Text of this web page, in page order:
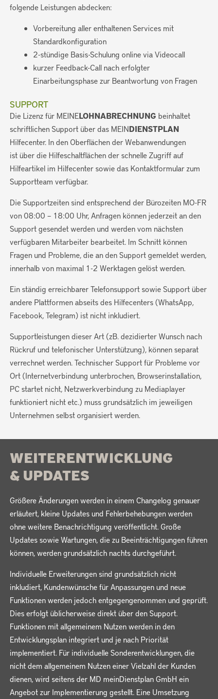
folgende Leistungen abdecken:
Vorbereitung aller enthaltenen Services mit
Standardkonfiguration
2-stündige Basis-Schulung online via Videocall
kurzer Feedback-Call nach erfolgter
Einarbeitungsphase zur Beantwortung von Fragen
SUPPORT
Die Lizenz für MEINELOHNABRECHNUNG beinhaltet
schriftlichen Support über das MEINDIENSTPLAN
Hilfecenter. In den Oberflächen der Webanwendungen
ist über die Hilfeschaltflächen der schnelle Zugriff auf
Hilfeartikel im Hilfecenter sowie das Kontaktformular zum
Supportteam verfügbar.
Die Supportzeiten sind entsprechend der Bürozeiten MO-FR
von 08:00 – 18:00 Uhr, Anfragen können jederzeit an den
Support gesendet werden und werden vom nächsten
verfügbaren Mitarbeiter bearbeitet. Im Schnitt können
Fragen und Probleme, die an den Support gemeldet werden,
innerhalb von maximal 1-2 Werktagen gelöst werden.
Ein ständig erreichbarer Telefonsupport sowie Support über
andere Plattformen abseits des Hilfecenters (WhatsApp,
Facebook, Telegram) ist nicht inkludiert.
Supportleistungen dieser Art (zB. dezidierter Wunsch nach
Rückruf und telefonischer Unterstützung), können separat
verrechnet werden. Technischer Support für Probleme vor
Ort (Internetverbindung unterbrochen, Browserinstallation,
PC startet nicht, Netzwerkverbindung zu Mediaplayer
funktioniert nicht etc.) muss grundsätzlich im jeweiligen
Unternehmen selbst organisiert werden.
WEITERENTWICKLUNG
& UPDATES
Größere Änderungen werden in einem Changelog genauer
erläutert, kleine Updates und Fehlerbehebungen werden
ohne weitere Benachrichtigung veröffentlicht. Große
Updates sowie Wartungen, die zu Beeinträchtigungen führen
können, werden grundsätzlich nachts durchgeführt.
Individuelle Erweiterungen sind grundsätzlich nicht
inkludiert, Kundenwünsche für Anpassungen und neue
Funktionen werden jedoch entgegengenommen und geprüft.
Dies erfolgt üblicherweise direkt über den Support.
Funktionen mit allgemeinem Nutzen werden in den
Entwicklungsplan integriert und je nach Priorität
implementiert. Für individuelle Sonderentwicklungen, die
nicht dem allgemeinem Nutzen einer Vielzahl der Kunden
dienen, wird seitens der MD meinDienstplan GmbH ein
Angebot zur Implementierung gestellt. Eine Umsetzung